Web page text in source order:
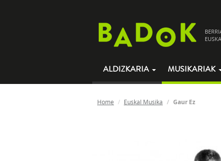
ALDIZKARIA MUSIKARIAK
Home Euskal Musika Gaur Ez